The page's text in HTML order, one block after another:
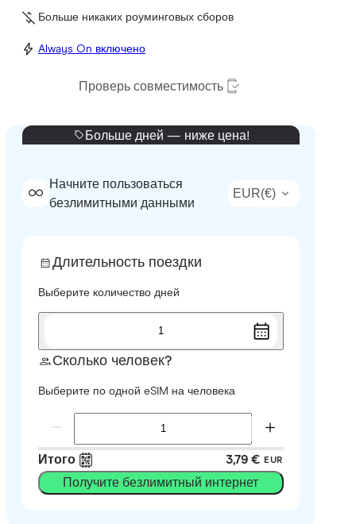
Больше никаких роуминговых сборов
Always On включено
Проверь совместимость
Больше дней — ниже цена!
Начните пользоваться
безлимитными данными
EUR(€)
Длительность поездки
Выберите количество дней
1
Сколько человек?
Выберите по одной eSIM на человека
Итого 3,79 € EUR
Получите безлимитный интернет